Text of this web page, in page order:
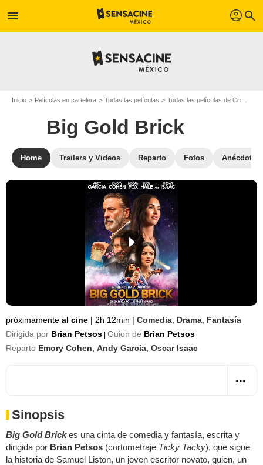
menu profil search
Inicio Películas en cartelera Todas las películas Todas las películas de Comedia
Big Gold Brick
Home Trailers y Videos Reparto Fotos Anécdotas
próximamente al cine | 2h 12min | Comedia Drama Fantasía
Dirigida por Brian Petsos Guion de Brian Petsos
Reparto Emory Cohen Andy Garcia Oscar Isaac
Sinopsis
Big Gold Brickes una cinta de comedia y fantasía, escrita y
dirigida por Brian Petsos (cortometraje Ticky Tacky), que sigue
la historia de Samuel Liston, un joven escritor novato, quien, un